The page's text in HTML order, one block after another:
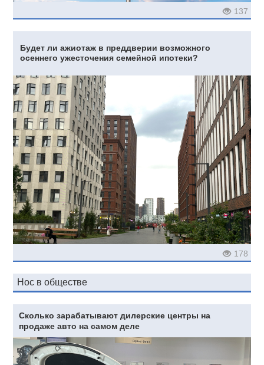
137
Будет ли ажиотаж в преддверии возможного
осеннего ужесточения семейной ипотеки?
178
Нос в обществе
Сколько зарабатывают дилерские центры на
продаже авто на самом деле